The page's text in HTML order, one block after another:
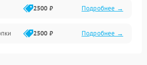
2500 ₽ Подробнее →
2500 ₽ Подробнее →